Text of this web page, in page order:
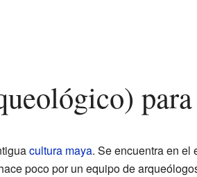
cultura maya. Se encuentra en el
poco por un equipo de